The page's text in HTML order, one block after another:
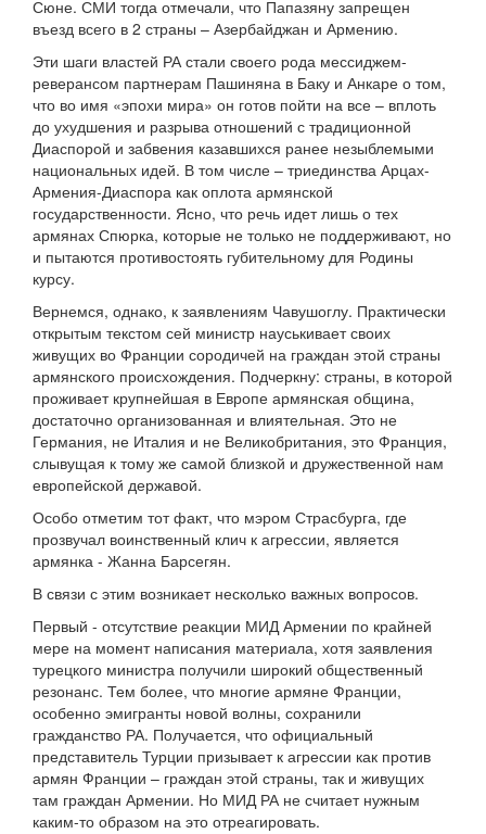
Сюне. СМИ тогда отмечали, что Папазяну запрещен
въезд всего в 2 страны – Азербайджан и Армению.
Эти шаги властей РА стали своего рода мессиджем-
реверансом партнерам Пашиняна в Баку и Анкаре о том,
что во имя «эпохи мира» он готов пойти на все – вплоть
до ухудшения и разрыва отношений с традиционной
Диаспорой и забвения казавшихся ранее незыблемыми
национальных идей. В том числе – триединства Арцах-
Армения-Диаспора как оплота армянской
государственности. Ясно, что речь идет лишь о тех
армянах Спюрка, которые не только не поддерживают, но
и пытаются противостоять губительному для Родины
курсу.
Вернемся, однако, к заявлениям Чавушоглу. Практически
открытым текстом сей министр науськивает своих
живущих во Франции сородичей на граждан этой страны
армянского происхождения. Подчеркну: страны, в которой
проживает крупнейшая в Европе армянская община,
достаточно организованная и влиятельная. Это не
Германия, не Италия и не Великобритания, это Франция,
слывущая к тому же самой близкой и дружественной нам
европейской державой.
Особо отметим тот факт, что мэром Страсбурга, где
прозвучал воинственный клич к агрессии, является
армянка - Жанна Барсегян.
В связи с этим возникает несколько важных вопросов.
Первый - отсутствие реакции МИД Армении по крайней
мере на момент написания материала, хотя заявления
турецкого министра получили широкий общественный
резонанс. Тем более, что многие армяне Франции,
особенно эмигранты новой волны, сохранили
гражданство РА. Получается, что официальный
представитель Турции призывает к агрессии как против
армян Франции – граждан этой страны, так и живущих
там граждан Армении. Но МИД РА не считает нужным
каким-то образом на это отреагировать.